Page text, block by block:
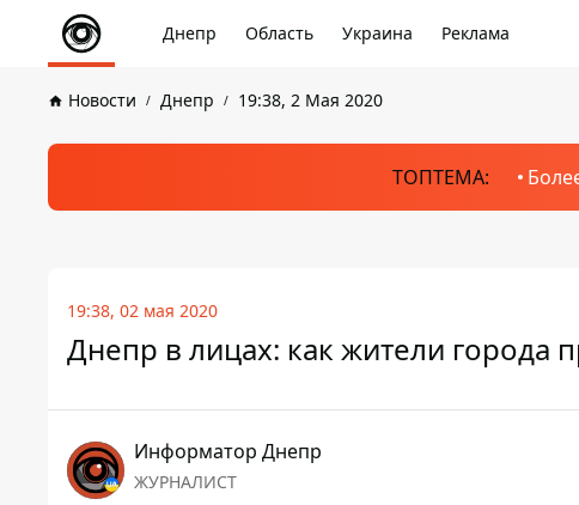
Днепр Область Украина Реклама
Новости Днепр 19:38, 2 Мая 2020
ТОПТЕМА:
19:38, 02 мая 2020
Днепр в лицах: как жители города
Информатор Днепр
ЖУРНАЛИСТ